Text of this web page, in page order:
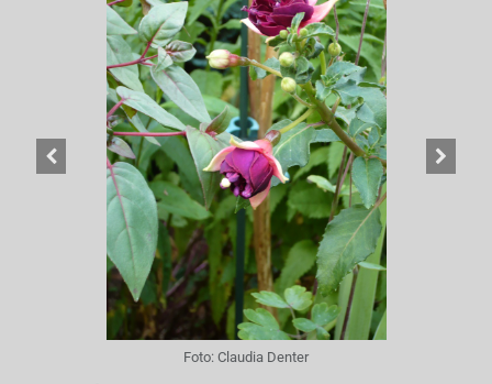
Foto: Claudia Denter